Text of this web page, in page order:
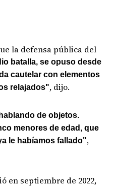
la defensa pública del
batalla, se opuso desde
cautelar con elementos
relajados", dijo.
de objetos.
menores de edad, que
le habíamos fallado",
en septiembre de 2022,